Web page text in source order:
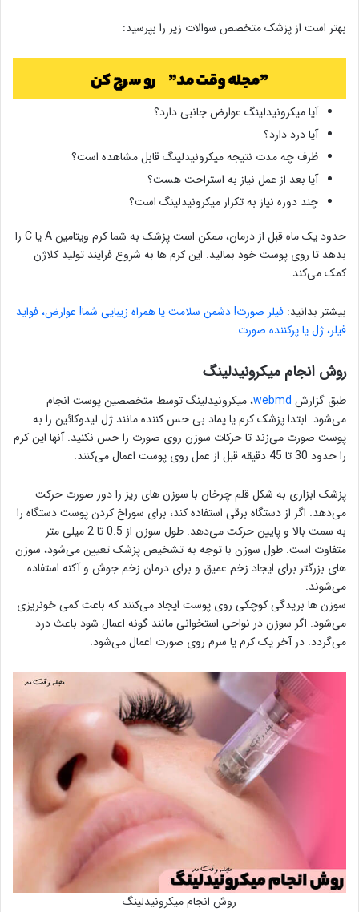
بهتر است از پزشک متخصص سوالات زیر را بپرسید:
آیا میکرونیدلینگ عوارض جانبی دارد؟
آیا درد دارد؟
ظرف چه مدت نتیجه میکرونیدلینگ قابل مشاهده است؟
آیا بعد از عمل نیاز به استراحت هست؟
چند دوره نیاز به تکرار میکرونیدلینگ است؟
حدود یک ماه قبل از درمان، ممکن است پزشک به شما کرم ویتامین A یا C را
بدهد تا روی پوست خود بمالید. این کرم ها به شروع فرایند تولید کلاژن
کمک می‌کند.
بیشتر بدانید: فیلر صورت! دشمن سلامت یا همراه زیبایی شما! عوارض، فواید
فیلر، ژل یا پرکننده صورت.
روش انجام میکرونیدلینگ
طبق گزارش webmd، میکرونیدلینگ توسط متخصصین پوست انجام
می‌شود. ابتدا پزشک کرم یا پماد بی حس کننده مانند ژل لیدوکائین را به
پوست صورت می‌زند تا حرکات سوزن روی صورت را حس نکنید. آنها این کرم
را حدود 30 تا 45 دقیقه قبل از عمل روی پوست اعمال می‌کنند.
پزشک ابزاری به شکل قلم چرخان با سوزن های ریز را دور صورت حرکت
می‌دهد. اگر از دستگاه برقی استفاده کند، برای سوراخ کردن پوست دستگاه را
به سمت بالا و پایین حرکت می‌دهد. طول سوزن از 0.5 تا 2 میلی متر
متفاوت است. طول سوزن با توجه به تشخیص پزشک تعیین می‌شود، سوزن
های بزرگتر برای ایجاد زخم عمیق و برای درمان زخم جوش و آکنه استفاده
می‌شوند.
سوزن ها بریدگی کوچکی روی پوست ایجاد می‌کنند که باعث کمی خونریزی
می‌شود. اگر سوزن در نواحی استخوانی مانند گونه اعمال شود باعث درد
می‌گردد. در آخر یک کرم یا سرم روی صورت اعمال می‌شود.
روش انجام میکرونیدلینگ